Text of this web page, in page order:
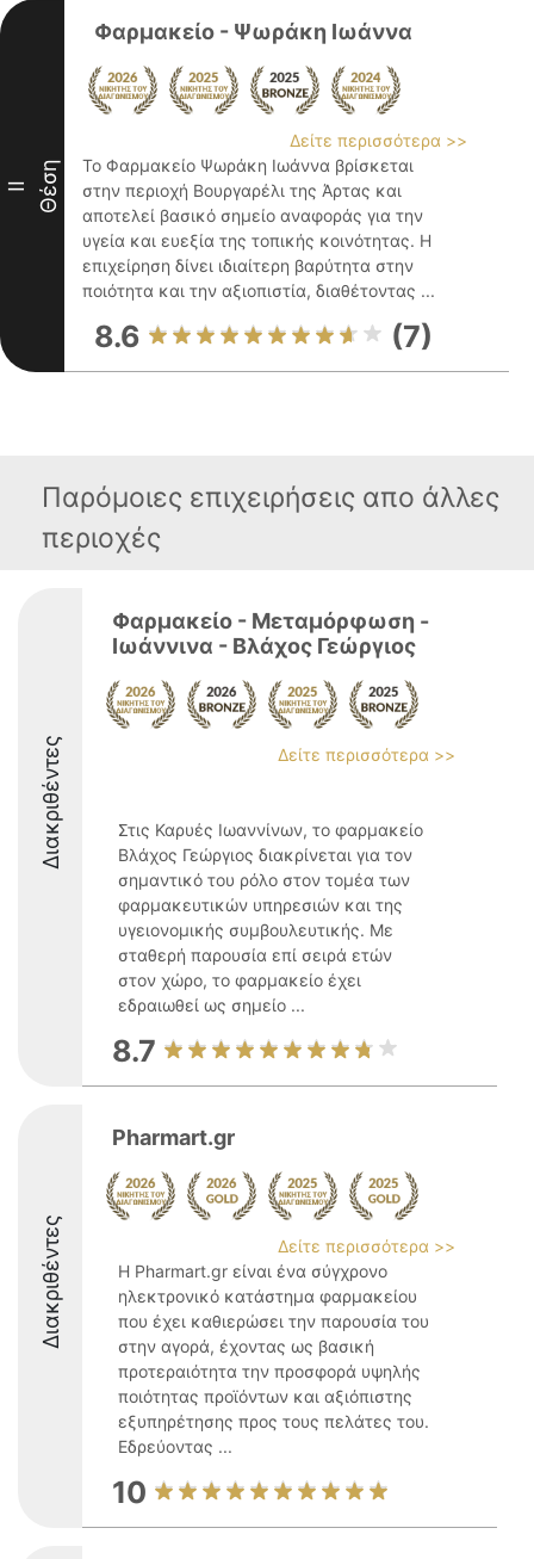
II Θέση
Φαρμακείο - Ψωράκη Ιωάννα
Δείτε περισσότερα >>
Το Φαρμακείο Ψωράκη Ιωάννα βρίσκεται
στην περιοχή Βουργαρέλι της Άρτας και
αποτελεί βασικό σημείο αναφοράς για την
υγεία και ευεξία της τοπικής κοινότητας. Η
επιχείρηση δίνει ιδιαίτερη βαρύτητα στην
ποιότητα και την αξιοπιστία, διαθέτοντας ...
8.6 (7)
Παρόμοιες επιχειρήσεις απο άλλες
περιοχές
Διακριθέντες
Φαρμακείο - Μεταμόρφωση -
Ιωάννινα - Βλάχος Γεώργιος
Δείτε περισσότερα >>
Στις Καρυές Ιωαννίνων, το φαρμακείο
Βλάχος Γεώργιος διακρίνεται για τον
σημαντικό του ρόλο στον τομέα των
φαρμακευτικών υπηρεσιών και της
υγειονομικής συμβουλευτικής. Με
σταθερή παρουσία επί σειρά ετών
στον χώρο, το φαρμακείο έχει
εδραιωθεί ως σημείο ...
8.7
Διακριθέντες
Pharmart.gr
Δείτε περισσότερα >>
Η Pharmart.gr είναι ένα σύγχρονο
ηλεκτρονικό κατάστημα φαρμακείου
που έχει καθιερώσει την παρουσία του
στην αγορά, έχοντας ως βασική
προτεραιότητα την προσφορά υψηλής
ποιότητας προϊόντων και αξιόπιστης
εξυπηρέτησης προς τους πελάτες του.
Εδρεύοντας ...
10